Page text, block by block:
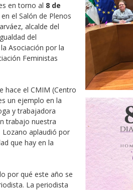
en torno al 8 de
el Salón de Plenos
alcalde del
del
Asociación por la
Feministas
hace el CMIM (Centro
un ejemplo en la
y trabajadora
trabajo nuestra
Lozano aplaudió por
que hay en la
por qué este año se
La periodista